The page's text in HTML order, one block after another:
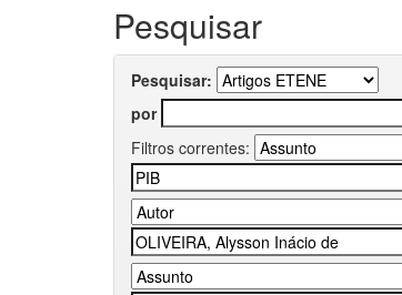
Pesquisar
Pesquisar:
por
Filtros correntes: